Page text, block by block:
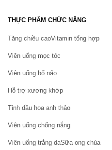
THỰC PHẨM CHỨC NĂNG
Tăng chiều caoVitamin tổng hợp
Viên uống mọc tóc
Viên uống bổ não
Hỗ trợ xương khớp
Tinh dầu hoa anh thảo
Viên uống chống nắng
Viên uống trắng daSữa ong chúa